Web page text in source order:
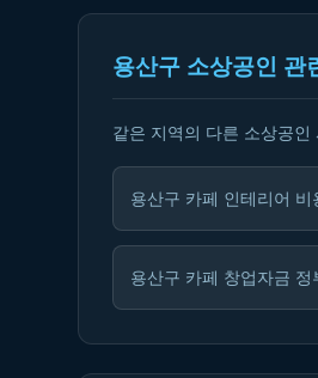
용산구 소상공인 관
같은 지역의 다른 소상공인
용산구 카페 인테리어 비
용산구 카페 창업자금 정